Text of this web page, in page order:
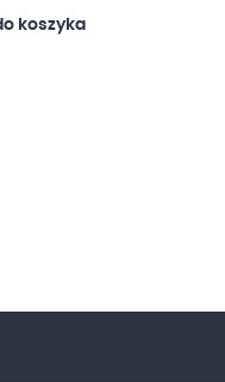
koszyka